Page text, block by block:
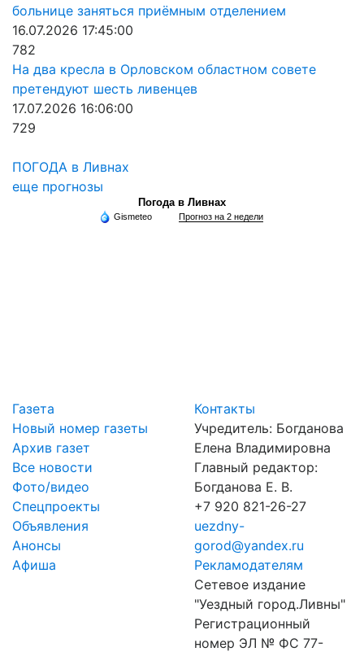
больнице заняться приёмным отделением
16.07.2026 17:45:00
782
На два кресла в Орловском областном совете
претендуют шесть ливенцев
17.07.2026 16:06:00
729
ПОГОДА в Ливнах
еще прогнозы
Погода в Ливнах
Gismeteo Прогноз на 2 недели
Газета
Новый номер газеты
Архив газет
Все новости
Фото/видео
Спецпроекты
Объявления
Анонсы
Афиша
Контакты
Учредитель: Богданова
Елена Владимировна
Главный редактор:
Богданова Е. В.
+7 920 821-26-27
uezdny-
gorod@yandex.ru
Рекламодателям
Сетевое издание
"Уездный город.Ливны"
Регистрационный
номер ЭЛ № ФС 77-